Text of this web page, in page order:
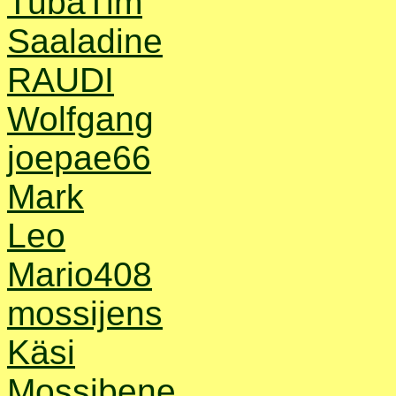
Saaladine
RAUDI
Wolfgang
joepae66
Mark
Leo
Mario408
mossijens
Käsi